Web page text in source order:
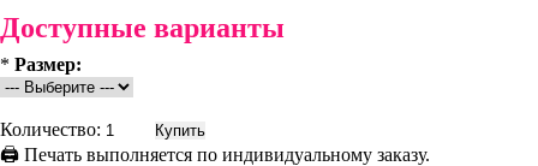
Доступные варианты
* Размер:
Количество:
🖨 Печать выполняется по индивидуальному заказу.